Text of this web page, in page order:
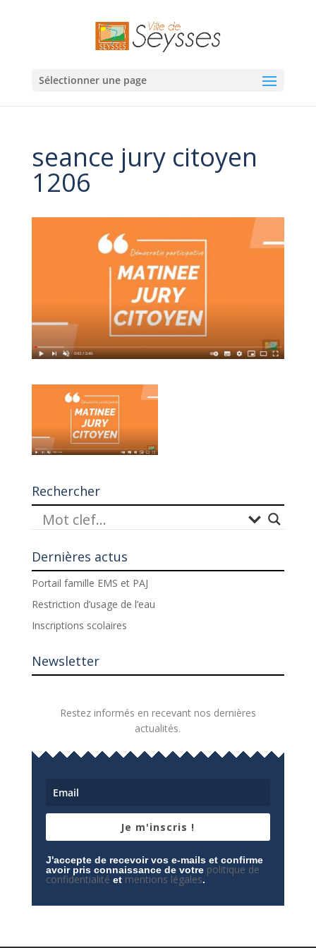
Sélectionner une page
seance jury citoyen
1206
Rechercher
Dernières actus
Portail famille EMS et PAJ
Restriction d’usage de l’eau
Inscriptions scolaires
Newsletter
Restez informés en recevant nos dernières
actualités.
Je m'inscris !
J'accepte de recevoir vos e-mails et confirme
avoir pris connaissance de votre politique de
confidentialité et mentions légales.